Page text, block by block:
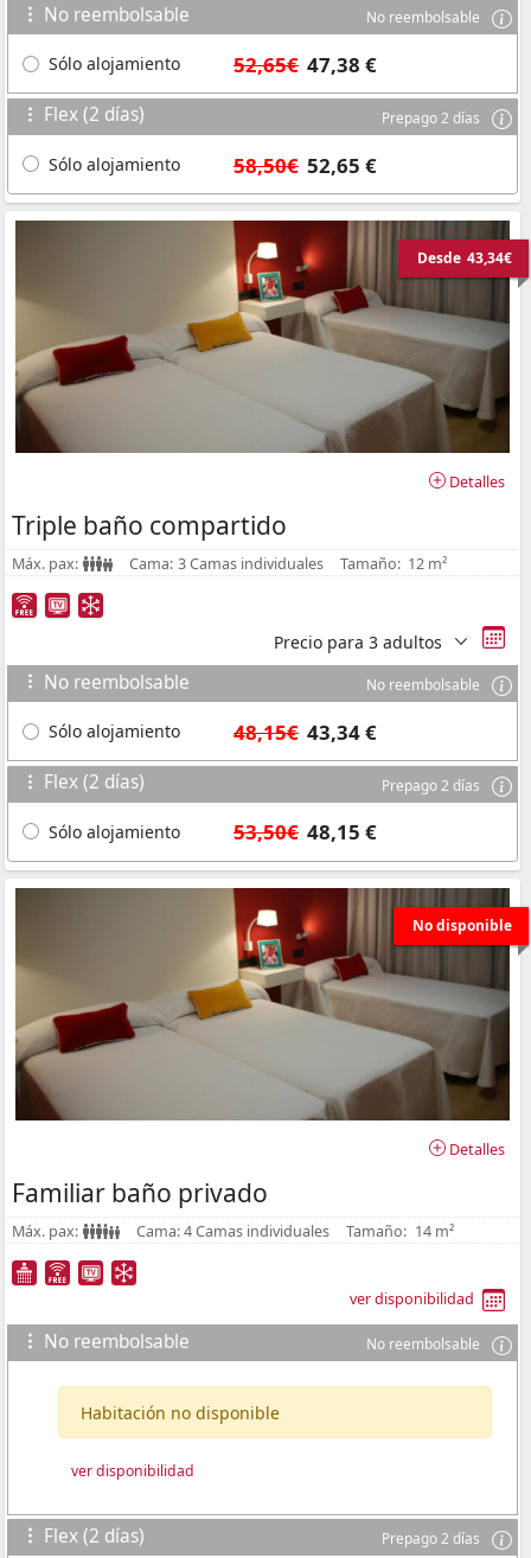
No reembolsable No reembolsable
Sólo alojamiento 52,65€ 47,38 €
Flex (2 días) Prepago 2 días
Sólo alojamiento 58,50€ 52,65 €
Desde 43,34€
Detalles
Triple baño compartido
Máx. pax: Cama: 3 Camas individuales Tamaño: 12 m²
Precio para 3 adultos
No reembolsable No reembolsable
Sólo alojamiento 48,15€ 43,34 €
Flex (2 días) Prepago 2 días
Sólo alojamiento 53,50€ 48,15 €
No disponible
Detalles
Familiar baño privado
Máx. pax: Cama: 4 Camas individuales Tamaño: 14 m²
ver disponibilidad
No reembolsable No reembolsable
Habitación no disponible
ver disponibilidad
Flex (2 días) Prepago 2 días